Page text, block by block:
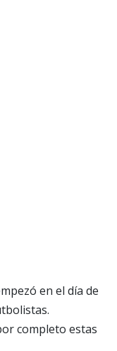
en el día de
completo estas